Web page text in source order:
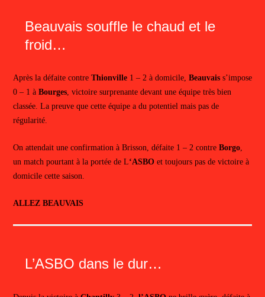
Beauvais souffle le chaud et le
froid…
Après la défaite contre Thionville1 – 2 à domicile, Beauvaiss’impose
0 – 1 à Bourges, victoire surprenante devant une équipe très bien
classée. La preuve que cette équipe a du potentiel mais pas de
régularité.
On attendait une confirmation à Brisson, défaite 1 – 2 contre Borgo,
un match pourtant à la portée de L‘ASBOet toujours pas de victoire à
domicile cette saison.
ALLEZ BEAUVAIS
L’ASBO dans le dur…